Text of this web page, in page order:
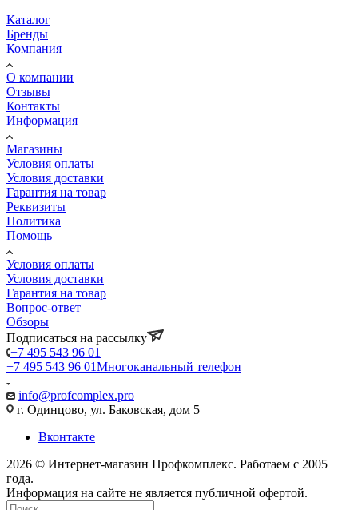
Каталог
Бренды
Компания
О компании
Отзывы
Контакты
Информация
Магазины
Условия оплаты
Условия доставки
Гарантия на товар
Реквизиты
Политика
Помощь
Условия оплаты
Условия доставки
Гарантия на товар
Вопрос-ответ
Обзоры
Подписаться на рассылку
+7 495 543 96 01
+7 495 543 96 01Многоканальный телефон
info@profcomplex.pro
г. Одинцово, ул. Баковская, дом 5
Вконтакте
2026 © Интернет-магазин Профкомплекс. Работаем с 2005
года.
Информация на сайте не является публичной офертой.